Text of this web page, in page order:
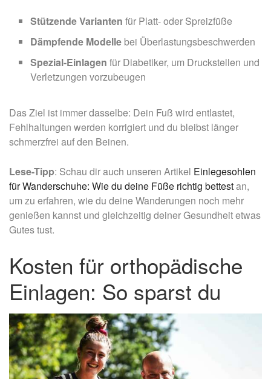
Stützende Varianten für Platt- oder Spreizfüße
Dämpfende Modelle bei Überlastungsbeschwerden
Spezial-Einlagen für Diabetiker, um Druckstellen und
Verletzungen vorzubeugen
Das Ziel ist immer dasselbe: Dein Fuß wird entlastet,
Fehlhaltungen werden korrigiert und du bleibst länger
schmerzfrei auf den Beinen.
Lese-Tipp: Schau dir auch unseren Artikel Einlegesohlen
für Wanderschuhe: Wie du deine Füße richtig bettestan,
um zu erfahren, wie du deine Wanderungen noch mehr
genießen kannst und gleichzeitig deiner Gesundheit etwas
Gutes tust.
Kosten für orthopädische
Einlagen: So sparst du